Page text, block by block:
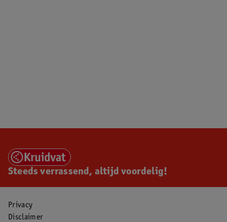
Steeds verrassend, altijd voordelig!
Privacy
Disclaimer